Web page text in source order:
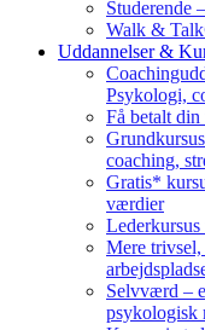
Studerende
Walk &
Uddannelser &
Psykologi,
Få betalt din
coaching,
Gratis*
værdier
Mere trivsel,
Selvværd –
psykologisk